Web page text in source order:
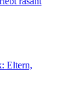
Eltern,